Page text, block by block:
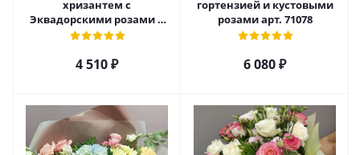
хризантем с
Эквадорскими розами и
матиолой арт. 70981
4 510₽
гортензией и кустовыми
розами арт. 71078
6 080₽